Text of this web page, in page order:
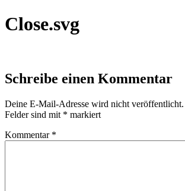
Close.svg
Schreibe einen Kommentar
Deine E-Mail-Adresse wird nicht veröffentlicht.
Felder sind mit * markiert
Kommentar *